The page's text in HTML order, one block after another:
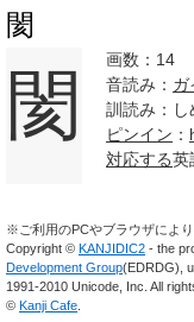
閡
閡
画数：14
音読み： ガ
訓読み：し
ピンイン ：
対応する英
※ご利用のPCやブラウザによ
Copyright © KANJIDIC2 - the
Development Group(EDRDG),
1991-2010 Unicode, Inc. All
© Kanji Cafe